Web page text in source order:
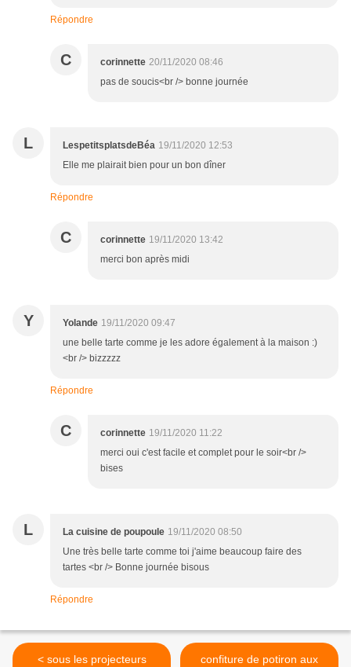
Répondre
C corinnette 20/11/2020 08:46
pas de soucis<br /> bonne journée
L LespetitsplatsdeBéa 19/11/2020 12:53
Elle me plairait bien pour un bon dîner
Répondre
C corinnette 19/11/2020 13:42
merci bon après midi
Y Yolande 19/11/2020 09:47
une belle tarte comme je les adore également à la maison :)
<br /> bizzzzz
Répondre
C corinnette 19/11/2020 11:22
merci oui c'est facile et complet pour le soir<br />
bises
L La cuisine de poupoule 19/11/2020 08:50
Une très belle tarte comme toi j'aime beaucoup faire des
tartes <br /> Bonne journée bisous
Répondre
< sous les projecteurs
confiture de potiron aux